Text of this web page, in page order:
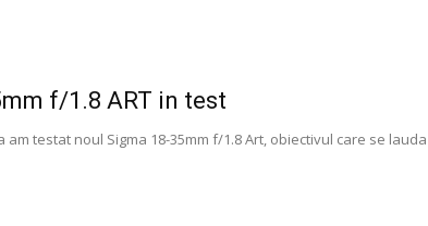
f/1.8 ART in test
am testat noul Sigma 18-35mm f/1.8 Art, obiectivul care se